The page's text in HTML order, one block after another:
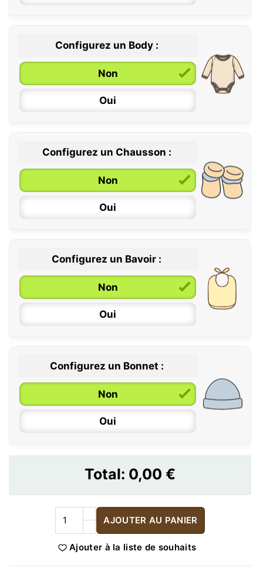
Configurez un Body :
Non
Oui
0 / 6 mois
6 / 12 mois
12 / 18 mois
Configurez un Chausson :
Non
Oui
Configurez un Bavoir :
Non
Oui
Configurez un Bonnet :
Non
Oui
Total: 0,00 €
AJOUTER AU PANIER
Ajouter à la liste de souhaits